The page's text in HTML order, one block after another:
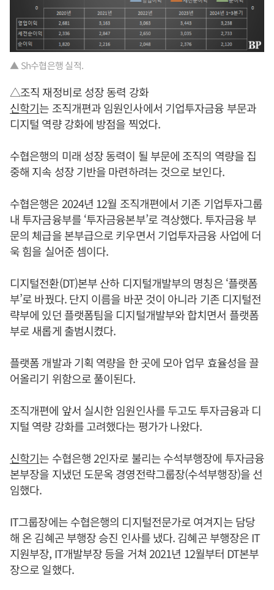
▲ Sh수협은행 실적.
△조직 재정비로 성장 동력 강화
신학기는 조직개편과 임원인사에서 기업투자금융 부문과
디지털 역량 강화에 방점을 찍었다.
수협은행의 미래 성장 동력이 될 부문에 조직의 역량을 집
중해 지속 성장 기반을 마련하려는 것으로 보인다.
수협은행은 2024년 12월 조직개편에서 기존 기업투자그룹
내 투자금융부를 ‘투자금융본부’로 격상했다. 투자금융 부
문의 체급을 본부급으로 키우면서 기업투자금융 사업에 더
욱 힘을 실어준 셈이다.
디지털전환(DT)본부 산하 디지털개발부의 명칭은 ‘플랫폼
부’로 바꿨다. 단지 이름을 바꾼 것이 아니라 기존 디지털전
략부에 있던 플랫폼팀을 디지털개발부와 합치면서 플랫폼
부로 새롭게 출범시켰다.
플랫폼 개발과 기획 역량을 한 곳에 모아 업무 효율성을 끌
어올리기 위함으로 풀이된다.
조직개편에 앞서 실시한 임원인사를 두고도 투자금융과 디
지털 역량 강화를 고려했다는 평가가 나왔다.
신학기는 수협은행 2인자로 불리는 수석부행장에 투자금융
본부장을 지냈던 도문옥 경영전략그룹장(수석부행장)을 선
임했다.
IT그룹장에는 수협은행의 디지털전문가로 여겨지는 담당
해 온 김혜곤 부행장 승진 인사를 냈다. 김혜곤 부행장은 IT
지원부장, IT개발부장 등을 거쳐 2021년 12월부터 DT본부
장으로 일했다.